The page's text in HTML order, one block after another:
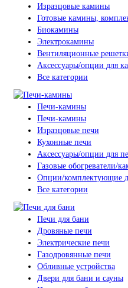
Изразцовые камины
Готовые камины,
Биокамины
Электрокамины
Вентиляционные
Аксессуары/опции для
Все категории
Печи-камины
Печи-камины
Изразцовые печи
Кухонные печи
Аксессуары/опции для
Газовые обогреватели/
Опции/комплектующие
Все категории
Печи для бани
Дровяные печи
Электрические печи
Газодровянные печи
Обливные устройства
Двери для бани и сауны